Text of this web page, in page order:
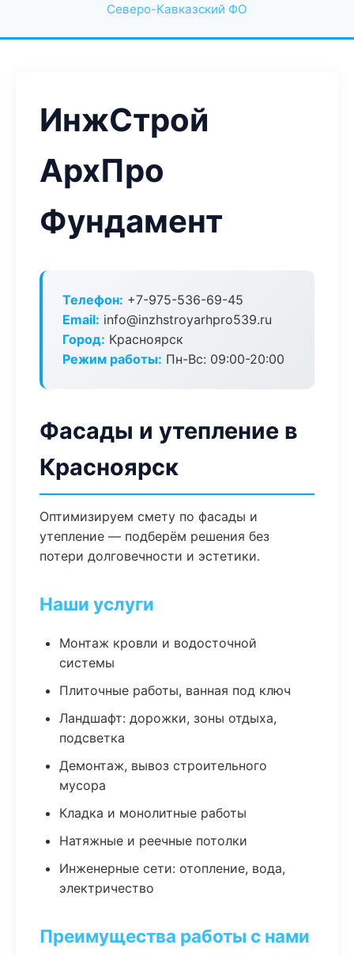
Северо-Кавказский ФО
ИнжСтрой
АрхПро
Фундамент
Телефон: +7-975-536-69-45
Email: info@inzhstroyarhpro539.ru
Город: Красноярск
Режим работы: Пн-Вс: 09:00-20:00
Фасады и утепление в
Красноярск
Оптимизируем смету по фасады и
утепление — подберём решения без
потери долговечности и эстетики.
Наши услуги
Монтаж кровли и водосточной
системы
Плиточные работы, ванная под ключ
Ландшафт: дорожки, зоны отдыха,
подсветка
Демонтаж, вывоз строительного
мусора
Кладка и монолитные работы
Натяжные и реечные потолки
Инженерные сети: отопление, вода,
электричество
Преимущества работы с нами